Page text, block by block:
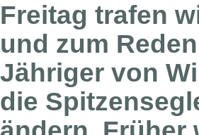
Freitag trafen
und zum
Jähriger von
die